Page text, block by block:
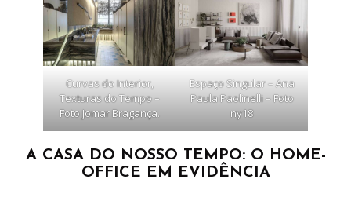
Curvas do Interior,
Texturas do Tempo –
Foto Jomar Bragança.
Espaço Singular – Ana
Paula Paolinelli – Foto
ny18
A CASA DO NOSSO TEMPO: O HOME-
OFFICE EM EVIDÊNCIA